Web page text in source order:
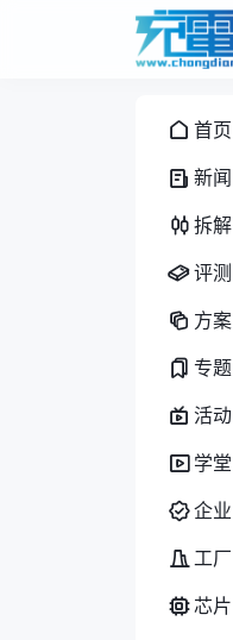
首页
新闻
拆解
评测
方案
专题
活动
学堂
企业
工厂
芯片